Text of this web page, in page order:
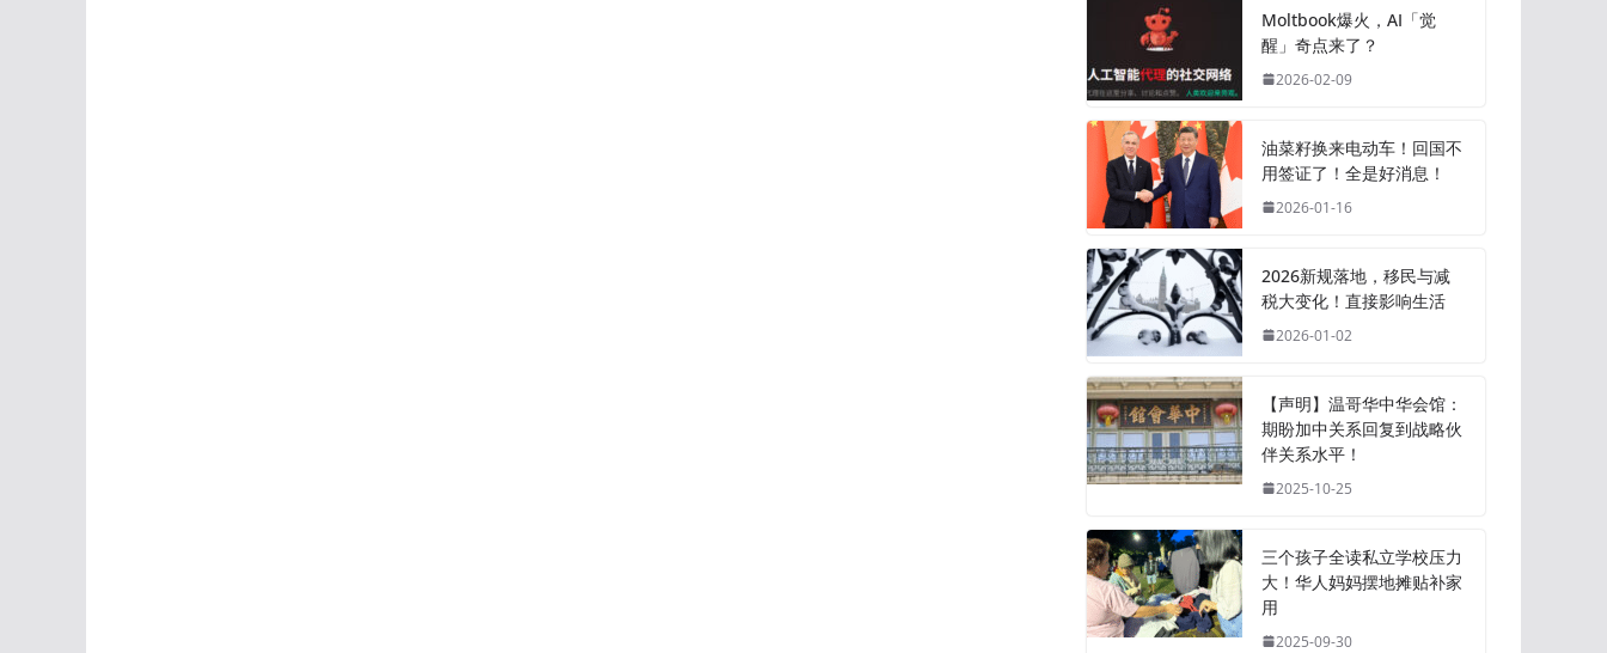
Moltbook爆火，AI「觉
醒」奇点来了？
2026-02-09
油菜籽换来电动车！回国不
用签证了！全是好消息！
2026-01-16
2026新规落地，移民与减
税大变化！直接影响生活
2026-01-02
【声明】温哥华中华会馆：
期盼加中关系回复到战略伙
伴关系水平！
2025-10-25
三个孩子全读私立学校压力
大！华人妈妈摆地摊贴补家
用
2025-09-30